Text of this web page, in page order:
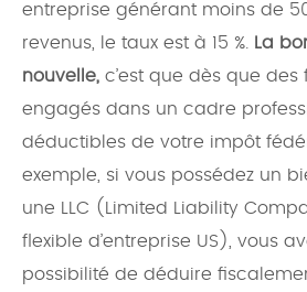
entreprise générant moins de
revenus, le taux est à 15 %. La
nouvelle, c’est que dès que des
engagés dans un cadre
déductibles de votre impôt
exemple, si vous possédez un
une LLC (Limited Liability
flexible d’entreprise US), vous
possibilité de déduire